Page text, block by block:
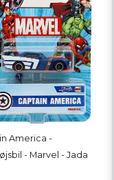
America -
- Marvel - Jada